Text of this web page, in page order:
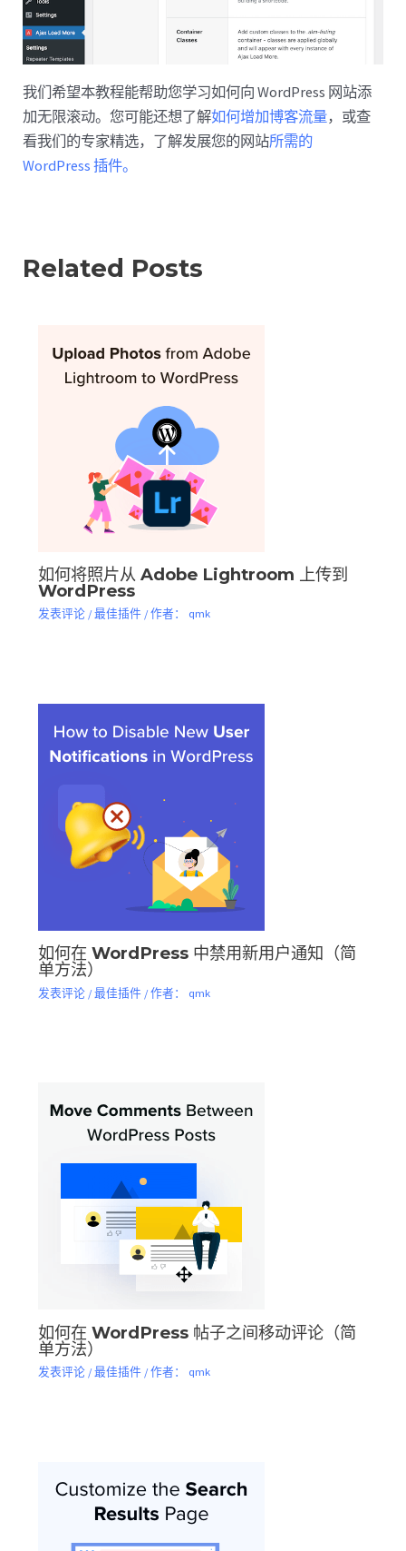
我们希望本教程能帮助您学习如何向 WordPress 网站添
加无限滚动。您可能还想了解如何增加博客流量，或查
看我们的专家精选，了解发展您的网站所需的
WordPress 插件。
Related Posts
如何将照片从 Adob​​e Lightroom 上传到
WordPress
发表评论 /最佳插件/ 作者： qmk
如何在 WordPress 中禁用新用户通知（简
单方法）
发表评论 /最佳插件/ 作者： qmk
如何在 WordPress 帖子之间移动评论（简
单方法）
发表评论 /最佳插件/ 作者： qmk